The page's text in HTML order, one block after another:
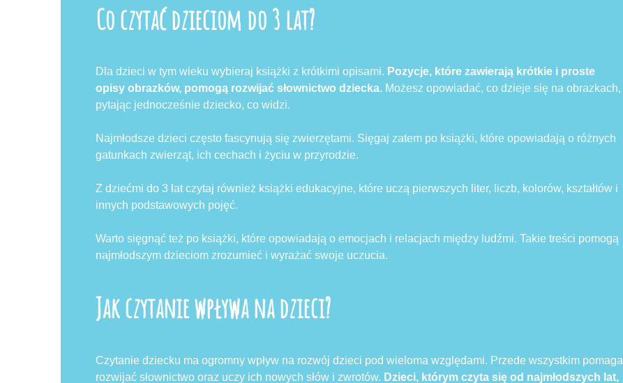
Co czytać dzieciom do 3 lat?
Dla dzieci w tym wieku wybieraj książki z krótkimi opisami. Pozycje, które zawierają krótkie i proste
opisy obrazków, pomogą rozwijać słownictwo dziecka. Możesz opowiadać, co dzieje się na obrazkach,
pytając jednocześnie dziecko, co widzi.
Najmłodsze dzieci często fascynują się zwierzętami. Sięgaj zatem po książki, które opowiadają o różnych
gatunkach zwierząt, ich cechach i życiu w przyrodzie.
Z dziećmi do 3 lat czytaj również książki edukacyjne, które uczą pierwszych liter, liczb, kolorów, kształtów i
innych podstawowych pojęć.
Warto sięgnąć też po książki, które opowiadają o emocjach i relacjach między ludźmi. Takie treści pomogą
najmłodszym dzieciom zrozumieć i wyrażać swoje uczucia.
Jak czytanie wpływa na dzieci?
Czytanie dziecku ma ogromny wpływ na rozwój dzieci pod wieloma względami. Przede wszystkim pomaga
rozwijać słownictwo oraz uczy ich nowych słów i zwrotów. Dzieci, którym czyta się od najmłodszych lat,